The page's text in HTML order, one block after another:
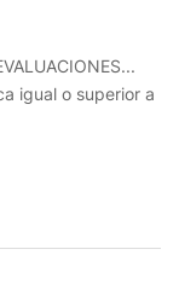
igual o superior a